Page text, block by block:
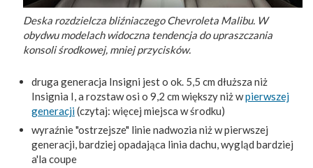
Deska rozdzielcza bliźniaczego Chevroleta Malibu. W
obydwu modelach widoczna tendencja do upraszczania
konsoli środkowej, mniej przycisków.
druga generacja Insigni jest o ok. 5,5 cm dłuższa niż
Insignia I, a rozstaw osi o 9,2 cm większy niż wpierwszej
generacji(czytaj: więcej miejsca w środku)
wyraźnie "ostrzejsze" linie nadwozia niż w pierwszej
generacji, bardziej opadająca linia dachu, wygląd bardziej
a'la coupe